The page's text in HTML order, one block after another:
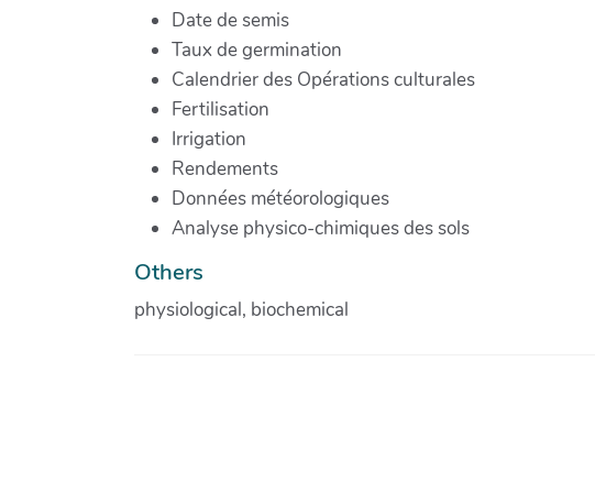
Date de semis
Taux de germination
Calendrier des Opérations culturales
Fertilisation
Irrigation
Rendements
Données météorologiques
Analyse physico-chimiques des sols
Others
physiological, biochemical